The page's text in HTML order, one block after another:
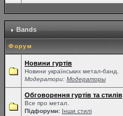
Bands
Форум
Новини гуртів
Новини українських метал-банд.
Модератори: Модераторы
Обговорення гуртів та стилів
Все про метал.
Підфоруми: Інши стилі